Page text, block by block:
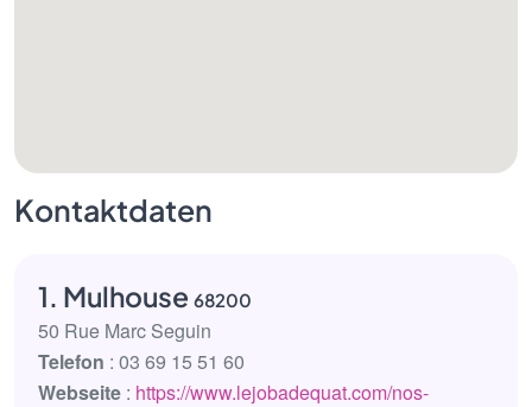
Kontaktdaten
1. Mulhouse 68200
50 Rue Marc Seguin
Telefon : 03 69 15 51 60
Webseite : https://www.lejobadequat.com/nos-